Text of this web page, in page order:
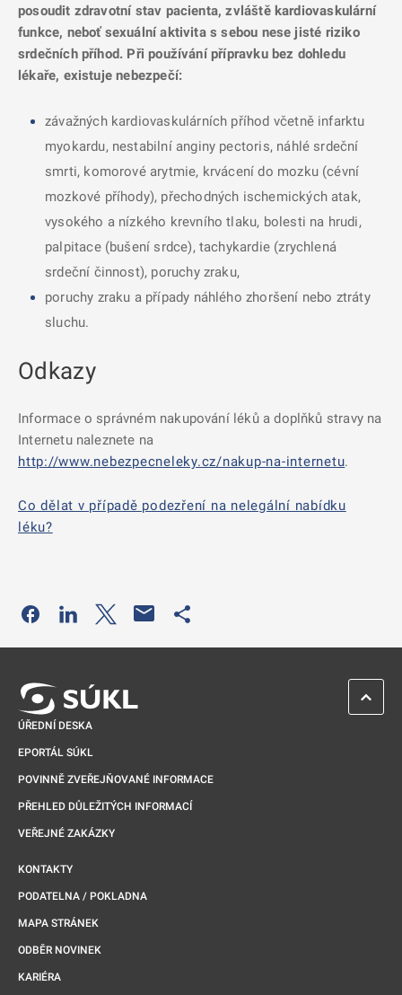
posoudit zdravotní stav pacienta, zvláště kardiovaskulární
funkce, neboť sexuální aktivita s sebou nese jisté riziko
srdečních příhod. Při používání přípravku bez dohledu
lékaře, existuje nebezpečí:
závažných kardiovaskulárních příhod včetně infarktu
myokardu, nestabilní anginy pectoris, náhlé srdeční
smrti, komorové arytmie, krvácení do mozku (cévní
mozkové příhody), přechodných ischemických atak,
vysokého a nízkého krevního tlaku, bolesti na hrudi,
palpitace (bušení srdce), tachykardie (zrychlená
srdeční činnost), poruchy zraku,
poruchy zraku a případy náhlého zhoršení nebo ztráty
sluchu.
Odkazy
Informace o správném nakupování léků a doplňků stravy na
Internetu naleznete na
http://www.nebezpecneleky.cz/nakup-na-internetu.
Co dělat v případě podezření na nelegální nabídku
léku?
Odkaz se otevře na nové kartě
Odkaz se otevře na nové kartě
Odkaz se otevře na nové kartě
ÚŘEDNÍ DESKA
EPORTÁL SÚKL
POVINNĚ ZVEŘEJŇOVANÉ INFORMACE
PŘEHLED DŮLEŽITÝCH INFORMACÍ
VEŘEJNÉ ZAKÁZKY
KONTAKTY
PODATELNA / POKLADNA
MAPA STRÁNEK
ODBĚR NOVINEK
KARIÉRA
ZPĚT